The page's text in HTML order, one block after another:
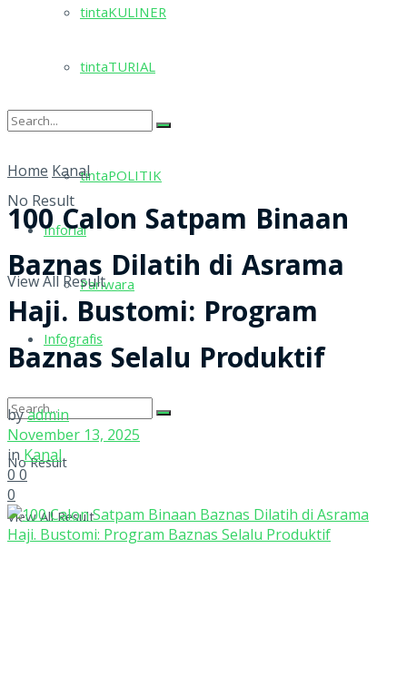
tintaKULINER
tintaTURIAL
tintaPOLITIK
Inforial
Pariwara
Infografis
No Result
View All Result
No Result
View All Result
Home Kanal
100 Calon Satpam Binaan
Baznas Dilatih di Asrama
Haji. Bustomi: Program
Baznas Selalu Produktif
byadmin
November 13, 2025
in Kanal
0 0
0